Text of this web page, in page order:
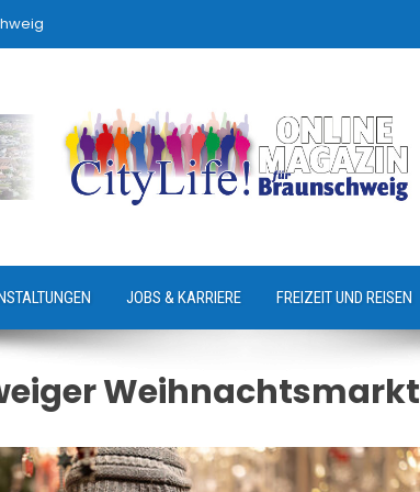
JOBS & KARRIERE FREIZEIT UND REISEN
Weihnachtsmarkt